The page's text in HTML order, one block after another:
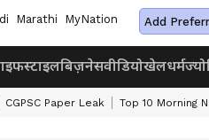
Marathi MyNation Add
बिज़नेसवीडियोखेलधर्म
CGPSC Paper Leak Top 10 Morning